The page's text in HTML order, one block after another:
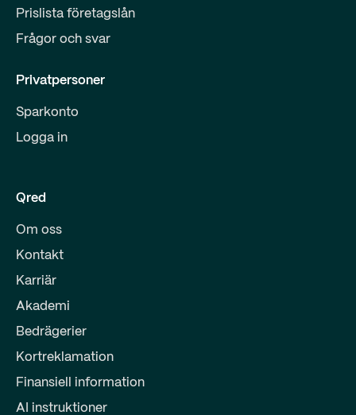
Prislista företagslån
Frågor och svar
Privatpersoner
Sparkonto
Logga in
Qred
Om oss
Kontakt
Karriär
Akademi
Bedrägerier
Kortreklamation
Finansiell information
AI instruktioner